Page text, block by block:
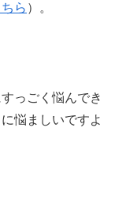
ら ）。
っごく悩んでき
悩ましいですよ